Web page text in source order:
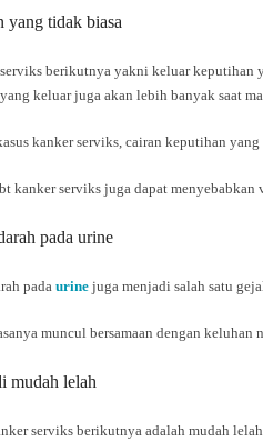
yang tidak biasa
berikutnya yakni keluar keputihan
keluar juga akan lebih banyak saat
kanker serviks, cairan keputihan
kanker serviks juga dapat menyebabkan
pada urine
pada urine juga menjadi salah satu
muncul bersamaan dengan keluhan
mudah lelah
serviks berikutnya adalah mudah